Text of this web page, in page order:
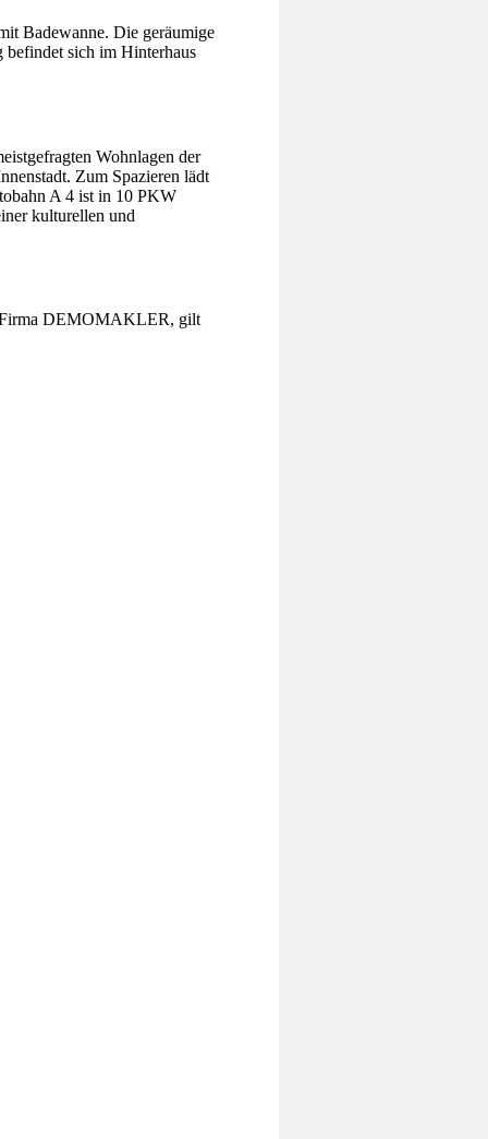
Badewanne. Die geräumige
befindet sich im Hinterhaus
Wohnlagen der
Zum Spazieren lädt
A 4 ist in 10 PKW
kulturellen und
Firma DEMOMAKLER, gilt